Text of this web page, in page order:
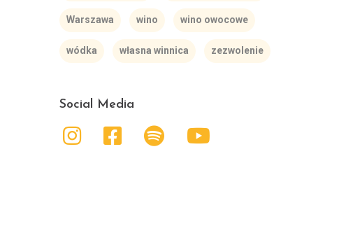
Warszawa wino wino owocowe
wódka własna winnica zezwolenie
Social Media